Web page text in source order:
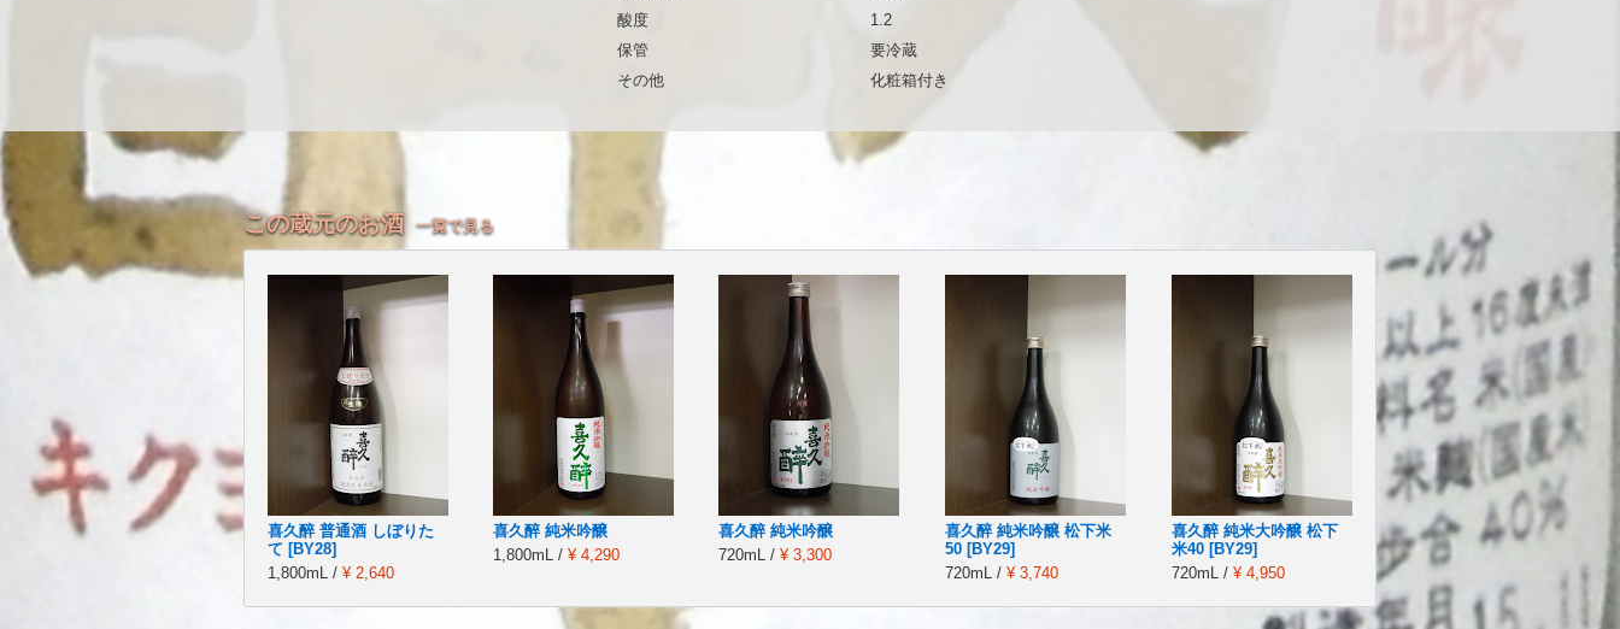
酸度
1.2
保管
要冷蔵
その他
化粧箱付き
この蔵元のお酒 一覧で見る
喜久醉 普通酒 しぼりた
て [BY28]
1,800mL / ¥ 2,640
喜久醉 純米吟醸
1,800mL / ¥ 4,290
喜久醉 純米吟醸
720mL / ¥ 3,300
喜久醉 純米吟醸 松下米
50 [BY29]
720mL / ¥ 3,740
喜久醉 純米大吟醸 松下
米40 [BY29]
720mL / ¥ 4,950